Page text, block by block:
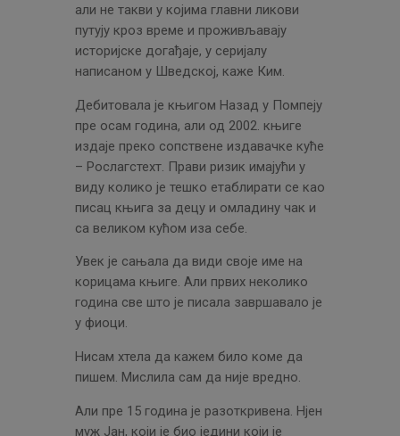
али не такви у којима главни ликови
путују кроз време и проживљавају
историјске догађаје, у серијалу
написаном у Шведској, каже Ким.
Дебитовала је књигом Назад у Помпеју
пре осам година, али од 2002. књиге
издаје преко сопствене издавачке куће
– Рослагстеxт. Прави ризик имајући у
виду колико је тешко етаблирати се као
писац књига за децу и омладину чак и
са великом кућом иза себе.
Увек је сањала да види своје име на
корицама књиге. Али првих неколико
година све што је писала завршавало је
у фиоци.
Нисам хтела да кажем било коме да
пишем. Мислила сам да није вредно.
Али пре 15 година је разоткривена. Нјен
муж Јан, који је био једини који је